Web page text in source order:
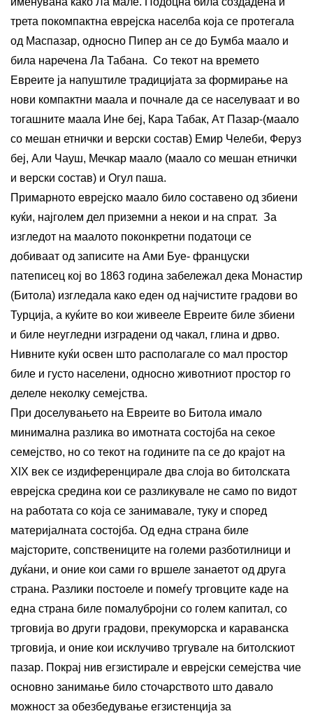
трета покомпактна еврејска населба која се протегала
од Маспазар, односно Пипер ан се до Бумба маало и
била наречена Ла Табана. Со текот на времето
Евреите ја напуштиле традицијата за формирање на
нови компактни маала и почнале да се населуваат и во
тогашните маала Ине беј, Кара Табак, Ат Пазар-(маало
со мешан етнички и верски состав) Емир Челеби, Феруз
беј, Али Чауш, Мечкар маало (маало со мешан етнички
и верски состав) и Огул паша.
Примарното еврејско маало било составено од збиени
куќи, најголем дел приземни а некои и на спрат. За
изгледот на маалото поконкретни податоци се
добиваат од записите на Ами Буе- француски
патеписец кој во 1863 година забележал дека Монастир
(Битола) изгледала како еден од најчистите градови во
Турција, а куќите во кои живееле Евреите биле збиени
и биле неугледни изградени од чакал, глина и дрво.
Нивните куќи освен што располагале со мал простор
биле и густо населени, односно животниот простор го
делеле неколку семејства.
При доселувањето на Евреите во Битола имало
минимална разлика во имотната состојба на секое
семејство, но со текот на годините па се до крајот на
XIX век се издиференцирале два слоја во битолската
еврејска средина кои се разликувале не само по видот
на работата со која се занимавале, туку и според
материјалната состојба. Од една страна биле
мајсторите, сопствениците на големи разботилници и
дуќани, и оние кои сами го вршеле занаетот од друга
страна. Разлики постоеле и помеѓу трговците каде на
една страна биле помалубројни со голем капитал, со
трговија во други градови, прекуморска и караванска
трговија, и оние кои исклучиво тргувале на битолскиот
пазар. Покрај нив егзистирале и еврејски семејства чие
основно занимање било сточарството што давало
можност за обезбедување егзистенција за